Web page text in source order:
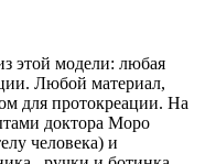
этой модели: любая
Любой материал,
для протокреации. На
доктора Моро
человека) и